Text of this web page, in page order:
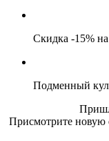
Скидка -15%
Подменный
Присмотрите